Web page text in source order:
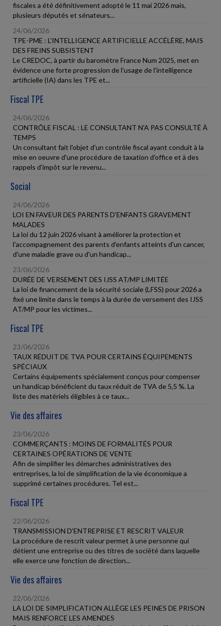
fiscales a été définitivement adopté le 11 mai 2026 mais,
plusieurs députés et sénateurs...
24/06/2026
TPE-PME : L'INTELLIGENCE ARTIFICIELLE ACCÉLÈRE, MAIS
DES FREINS SUBSISTENT
Le CREDOC, à partir du baromètre France Num 2025, met en
évidence une forte progression de l'usage de l'intelligence
artificielle (IA) dans les TPE et...
Fiscal TPE
24/06/2026
CONTRÔLE FISCAL : LE CONSULTANT N'A PAS CONSULTÉ À
TEMPS
Un consultant fait l'objet d'un contrôle fiscal ayant conduit à la
mise en oeuvre d'une procédure de taxation d'office et à des
rappels d'impôt sur le revenu...
Social
24/06/2026
LOI EN FAVEUR DES PARENTS D'ENFANTS GRAVEMENT
MALADES
La loi du 12 juin 2026 visant à améliorer la protection et
l'accompagnement des parents d'enfants atteints d'un cancer,
d'une maladie grave ou d'un handicap...
23/06/2026
DURÉE DE VERSEMENT DES IJSS AT/MP LIMITÉE
La loi de financement de la sécurité sociale (LFSS) pour 2026 a
fixé une limite dans le temps à la durée de versement des IJSS
AT/MP pour les victimes...
Fiscal TPE
23/06/2026
TAUX RÉDUIT DE TVA POUR CERTAINS ÉQUIPEMENTS
SPÉCIAUX
Certains équipements spécialement conçus pour compenser
un handicap bénéficient du taux réduit de TVA de 5,5 %. La
liste des matériels éligibles à ce taux...
Vie des affaires
23/06/2026
COMMERÇANTS : MOINS DE FORMALITÉS POUR
CERTAINES OPÉRATIONS DE VENTE
Afin de simplifier les démarches administratives des
entreprises, la loi de simplification de la vie économique a
supprimé certaines procédures. Tel est...
Fiscal TPE
22/06/2026
TRANSMISSION D'ENTREPRISE ET RESCRIT VALEUR
La procédure de rescrit valeur permet à une personne qui
détient une entreprise ou des titres de société dans laquelle
elle exerce une fonction de direction...
Vie des affaires
22/06/2026
LA LOI DE SIMPLIFICATION ALLÈGE LES PEINES DE PRISON
MAIS RENFORCE LES AMENDES